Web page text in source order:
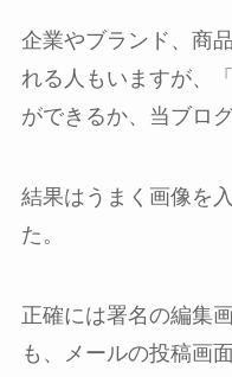
企業やブランド、商
れる人もいますが、
ができるか、当ブロ
結果はうまく画像を
た。
正確には署名の編集
も、メールの投稿画